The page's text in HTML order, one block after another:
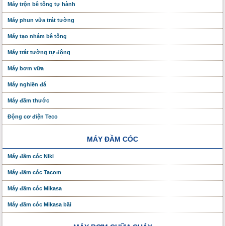
Máy trộn bê tông tự hành
Máy phun vữa trát tường
Máy tạo nhám bê tông
Máy trát tường tự động
Máy bơm vữa
Máy nghiền đá
Máy đầm thước
Động cơ điện Teco
MÁY ĐẦM CÓC
Máy đầm cóc Niki
Máy đầm cóc Tacom
Máy đầm cóc Mikasa
Máy đầm cóc Mikasa bãi